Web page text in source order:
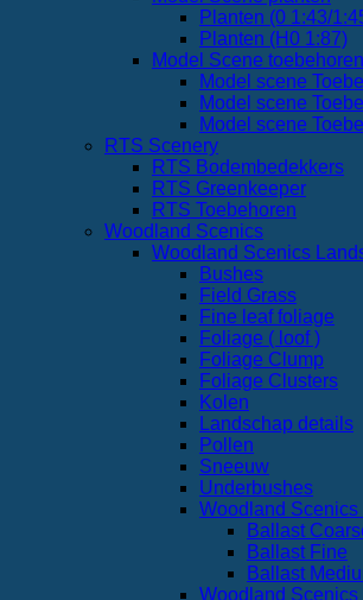
Planten (0 1:43/
Planten (H0 1:87)
Model Scene toebehoren
Model scene
Model scene
Model scene
RTS Scenery
RTS Bodembedekkers
RTS Greenkeeper
RTS Toebehoren
Woodland Scenics
Woodland Scenics
Bushes
Field Grass
Fine leaf foliage
Foliage ( loof )
Foliage Clump
Foliage Clusters
Kolen
Landschap details
Pollen
Sneeuw
Underbushes
Woodland Scenics
Ballast
Ballast Fine
Ballast
Woodland Scenics